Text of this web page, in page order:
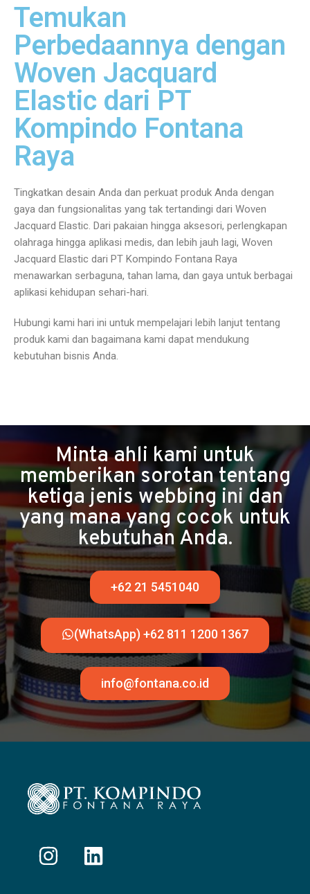
Temukan
Perbedaannya dengan
Woven Jacquard
Elastic dari PT
Kompindo Fontana
Raya
Tingkatkan desain Anda dan perkuat produk Anda dengan
gaya dan fungsionalitas yang tak tertandingi dari Woven
Jacquard Elastic. Dari pakaian hingga aksesori, perlengkapan
olahraga hingga aplikasi medis, dan lebih jauh lagi, Woven
Jacquard Elastic dari PT Kompindo Fontana Raya
menawarkan serbaguna, tahan lama, dan gaya untuk berbagai
aplikasi kehidupan sehari-hari.
Hubungi kami hari ini untuk mempelajari lebih lanjut tentang
produk kami dan bagaimana kami dapat mendukung
kebutuhan bisnis Anda.
Minta ahli kami untuk
memberikan sorotan tentang
ketiga jenis webbing ini dan
yang mana yang cocok untuk
kebutuhan Anda.
+62 21 5451040
(WhatsApp) +62 811 1200 1367
info@fontana.co.id